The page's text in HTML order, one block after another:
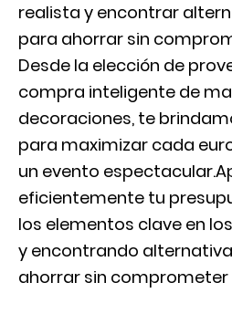
realista y encontrar
para ahorrar sin
Desde la elección de
compra inteligente de
decoraciones, te
para maximizar cada
un evento
eficientemente tu
los elementos clave en
y encontrando
ahorrar sin comprometer